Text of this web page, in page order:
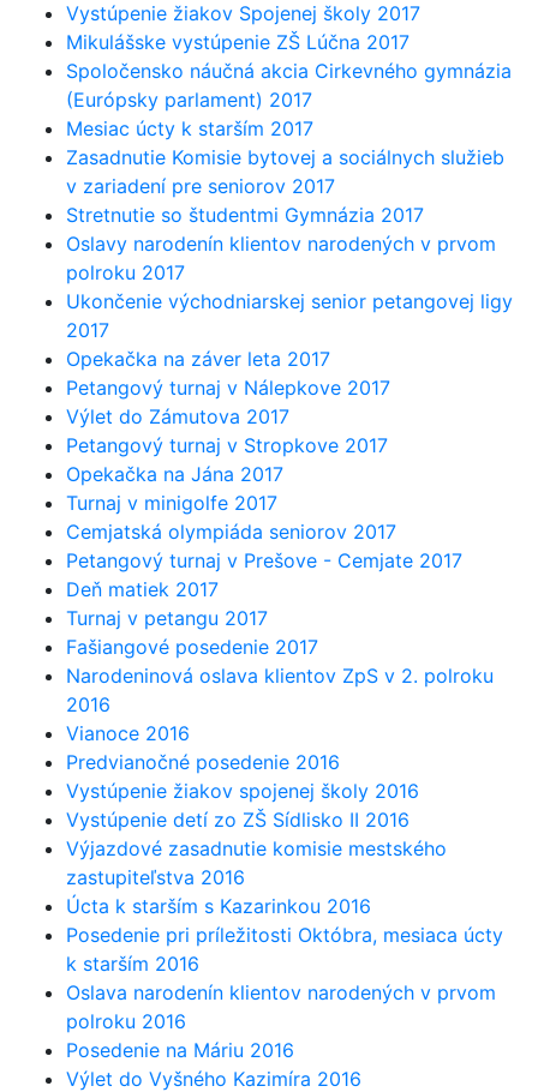
Vystúpenie žiakov Spojenej školy 2017
Mikulášske vystúpenie ZŠ Lúčna 2017
Spoločensko náučná akcia Cirkevného gymnázia
(Európsky parlament) 2017
Mesiac úcty k starším 2017
Zasadnutie Komisie bytovej a sociálnych služieb
v zariadení pre seniorov 2017
Stretnutie so študentmi Gymnázia 2017
Oslavy narodenín klientov narodených v prvom
polroku 2017
Ukončenie východniarskej senior petangovej ligy
2017
Opekačka na záver leta 2017
Petangový turnaj v Nálepkove 2017
Výlet do Zámutova 2017
Petangový turnaj v Stropkove 2017
Opekačka na Jána 2017
Turnaj v minigolfe 2017
Cemjatská olympiáda seniorov 2017
Petangový turnaj v Prešove - Cemjate 2017
Deň matiek 2017
Turnaj v petangu 2017
Fašiangové posedenie 2017
Narodeninová oslava klientov ZpS v 2. polroku
2016
Vianoce 2016
Predvianočné posedenie 2016
Vystúpenie žiakov spojenej školy 2016
Vystúpenie detí zo ZŠ Sídlisko II 2016
Výjazdové zasadnutie komisie mestského
zastupiteľstva 2016
Úcta k starším s Kazarinkou 2016
Posedenie pri príležitosti Októbra, mesiaca úcty
k starším 2016
Oslava narodenín klientov narodených v prvom
polroku 2016
Posedenie na Máriu 2016
Výlet do Vyšného Kazimíra 2016